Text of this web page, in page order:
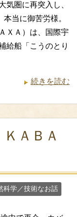
気圏に再突入し、
当に御苦労様。
ＸＡ）は、国際宇
給船「こうのとり
続きを読む
ＡＢＡ
科学／技術なお話